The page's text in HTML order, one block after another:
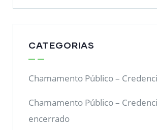
CATEGORIAS
Chamamento Público –
Chamamento Público –
encerrado